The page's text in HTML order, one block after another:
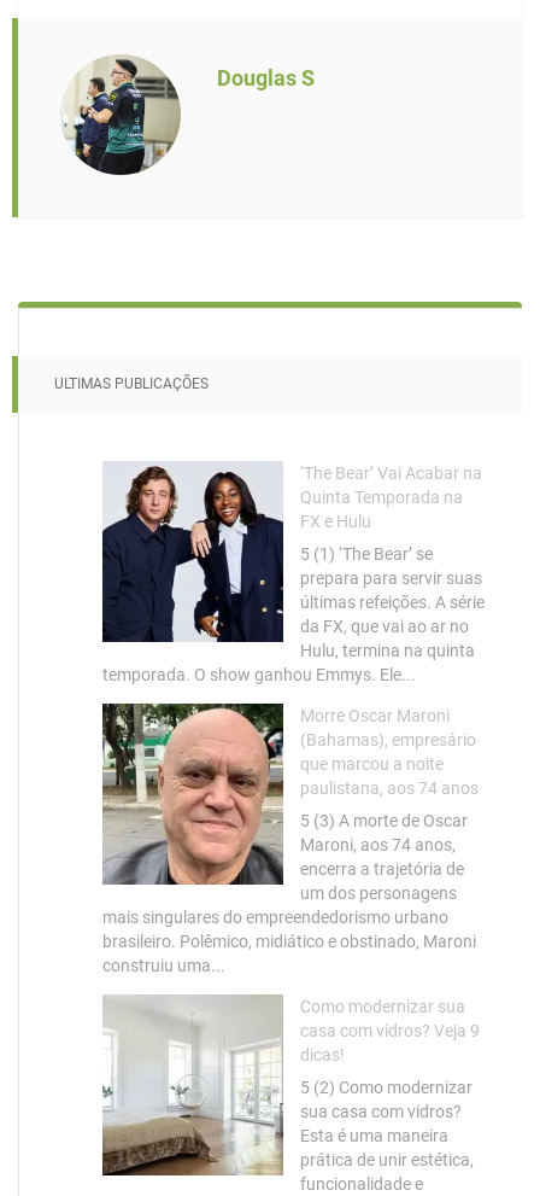
Douglas S
ULTIMAS PUBLICAÇÕES
‘The Bear’ Vai Acabar na
Quinta Temporada na
FX e Hulu
5 (1) ‘The Bear’ se
prepara para servir suas
últimas refeições. A série
da FX, que vai ao ar no
Hulu, termina na quinta
temporada. O show ganhou Emmys. Ele...
Morre Oscar Maroni
(Bahamas), empresário
que marcou a noite
paulistana, aos 74 anos
5 (3) A morte de Oscar
Maroni, aos 74 anos,
encerra a trajetória de
um dos personagens
mais singulares do empreendedorismo urbano
brasileiro. Polêmico, midiático e obstinado, Maroni
construiu uma...
Como modernizar sua
casa com vidros? Veja 9
dicas!
5 (2) Como modernizar
sua casa com vidros?
Esta é uma maneira
prática de unir estética,
funcionalidade e